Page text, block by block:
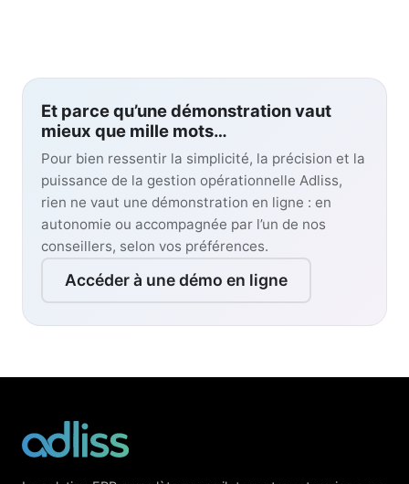
Et parce qu’une démonstration vaut
mieux que mille mots…
Pour bien ressentir la simplicité, la précision et la
puissance de la gestion opérationnelle Adliss,
rien ne vaut une démonstration en ligne : en
autonomie ou accompagnée par l’un de nos
conseillers, selon vos préférences.
Accéder à une démo en ligne